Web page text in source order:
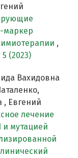
маркер
,
(2023)
Вахидовна
, Евгений
лечение
и мутацией